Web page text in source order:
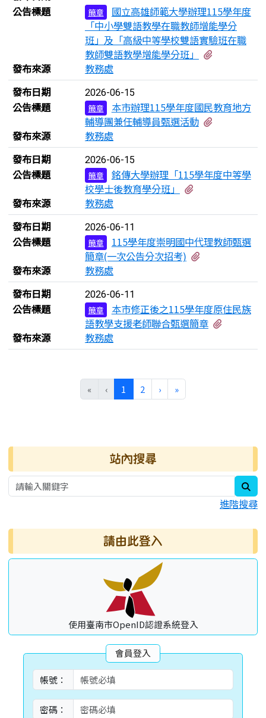
公告標題 簡章
國立高雄師範大學辦理115學年度
「中小學雙語教學在職教師增能學分
班」及「高級中等學校雙語實驗班在職
教師雙語教學增能學分班」
發布來源
教務處
發布日期
2026-06-15
公告標題 簡章
本市辦理115學年度國民教育地方
輔導團兼任輔導員甄選活動
發布來源
教務處
發布日期
2026-06-15
公告標題 簡章
銘傳大學辦理「115學年度中等學
校學士後教育學分班」
發布來源
教務處
發布日期
2026-06-11
公告標題 簡章
115學年度崇明國中代理教師甄選
簡章(一次公告分次招考)
發布來源
教務處
發布日期
2026-06-11
公告標題 簡章
本市修正後之115學年度原住民族
語教學支援老師聯合甄選簡章
發布來源
教務處
« ‹ 1 (目前頁次)
2 ›下一頁
»最後頁
右邊區域內容 站內搜尋
進階搜尋
請由此登入
使用臺南市OpenID認證系統登入
會員登入
帳號：
密碼：